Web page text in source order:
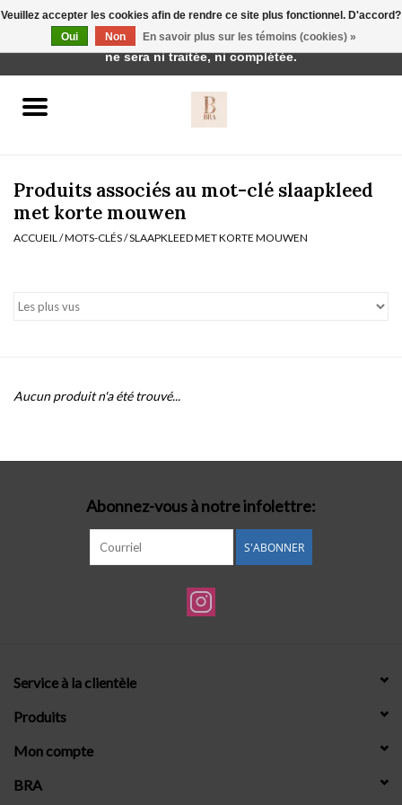
vêtements de nuit
Badmode
Produits associés au mot-clé slaapkleed
met korte mouwen
ACCUEIL /MOTS-CLÉS/SLAAPKLEED MET KORTE MOUWEN
Aucun produit n'a été trouvé...
Abonnez-vous à notre infolettre:
S'ABONNER
Service à la clientèle
Produits
Mon compte
BRA
Veuillez accepter les cookies afin de rendre ce site plus fonctionnel. D'accord?
Oui
Non En savoir plus sur les témoins (cookies) »
Cette boutique est en construction. Toute commande passée
ne sera ni traitée, ni complétée.